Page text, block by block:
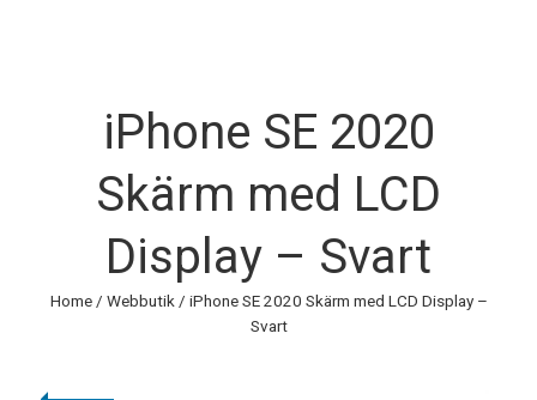
iPhone SE 2020
Skärm med LCD
Display – Svart
Home/ Webbutik / iPhone SE 2020 Skärm med LCD Display –
Svart